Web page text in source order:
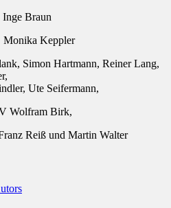
Braun
Keppler
Hartmann, Reiner Lang,
Theo Müller,
Ute Seifermann,
Birk,
und Martin Walter